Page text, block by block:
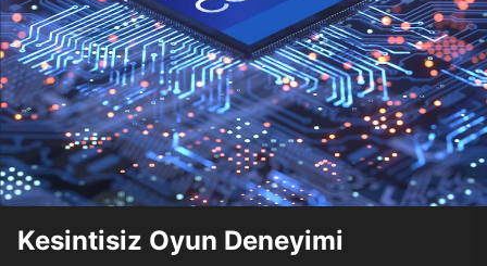
Kesintisiz Oyun Deneyimi